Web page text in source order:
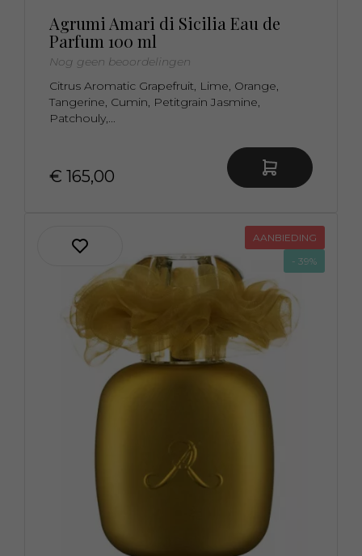
Agrumi Amari di Sicilia Eau de
Parfum 100 ml
Nog geen beoordelingen
Citrus Aromatic Grapefruit, Lime, Orange,
Tangerine, Cumin, Petitgrain Jasmine,
Patchouly,...
€ 165,00
AANBIEDING
- 39%